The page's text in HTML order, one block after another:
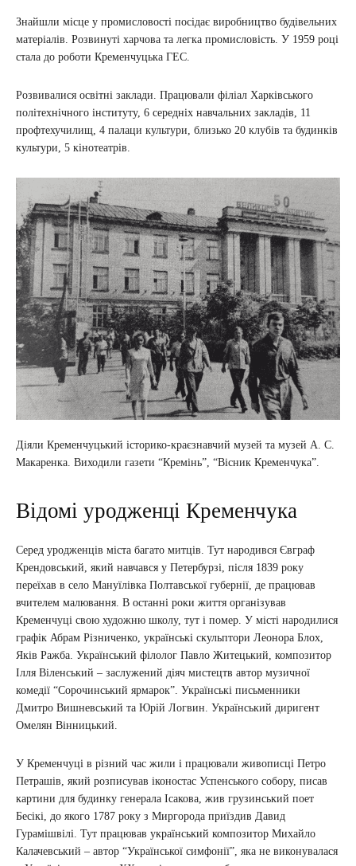
Знайшли місце у промисловості посідає виробництво будівельних
матеріалів. Розвинуті харчова та легка промисловість. У 1959 році
стала до роботи Кременчуцька ГЕС.
Розвивалися освітні заклади. Працювали філіал Харківського
політехнічного інституту, 6 середніх навчальних закладів, 11
профтехучилищ, 4 палаци культури, близько 20 клубів та будинків
культури, 5 кінотеатрів.
Діяли Кременчуцький історико-краєзнавчий музей та музей А. С.
Макаренка. Виходили газети “Кремінь”, “Вісник Кременчука”.
Відомі уродженці Кременчука
Серед уродженців міста багато митців. Тут народився Євграф
Крендовський, який навчався у Петербурзі, після 1839 року
переїхав в село Мануїлівка Полтавської губернії, де працював
вчителем малювання. В останні роки життя організував
Кременчуці свою художню школу, тут і помер. У місті народилися
графік Абрам Різниченко, українські скульптори Леонора Блох,
Яків Ражба. Український філолог Павло Житецький, композитор
Ілля Віленський – заслужений діяч мистецтв автор музичної
комедії “Сорочинський ярмарок”. Українські письменники
Дмитро Вишневський та Юрій Логвин. Український диригент
Омелян Вінницький.
У Кременчуці в різний час жили і працювали живописці Петро
Петрашів, який розписував іконостас Успенського собору, писав
картини для будинку генерала Ісакова, жив грузинський поет
Бесікі, до якого 1787 року з Миргорода приїздив Давид
Гурамішвілі. Тут працював український композитор Михайло
Калачевський – автор “Української симфонії”, яка не виконувалася